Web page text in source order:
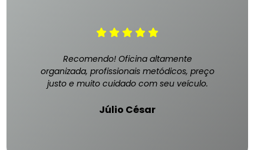
Recomendo! Oficina altamente
organizada, profissionais metódicos, preço
justo e muito cuidado com seu veículo.
Júlio César